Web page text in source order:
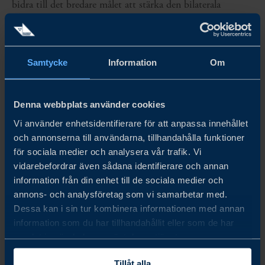
Samtycke Information Om
Denna webbplats använder cookies
Vi använder enhetsidentifierare för att anpassa innehållet
och annonserna till användarna, tillhandahålla funktioner
för sociala medier och analysera vår trafik. Vi
vidarebefordrar även sådana identifierare och annan
information från din enhet till de sociala medier och
annons- och analysföretag som vi samarbetar med.
Dessa kan i sin tur kombinera informationen med annan
information som du har tillhandahållit eller som de har
samlat in när du har använt deras tjänster.
bidra till det bredare målet att stärka den bilaterala
handeln, investeringarna och affärsrelationerna mellan
Sverige och Irland.
Slutligen vill vi uttrycka vår stora uppskattning till alla
deltagare i 2024 års undersökning.
on
linkedin
Share
on
facebook
on
Twitter